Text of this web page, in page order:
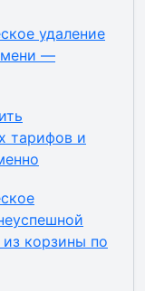
удаление
—
тарифов и
корзины по